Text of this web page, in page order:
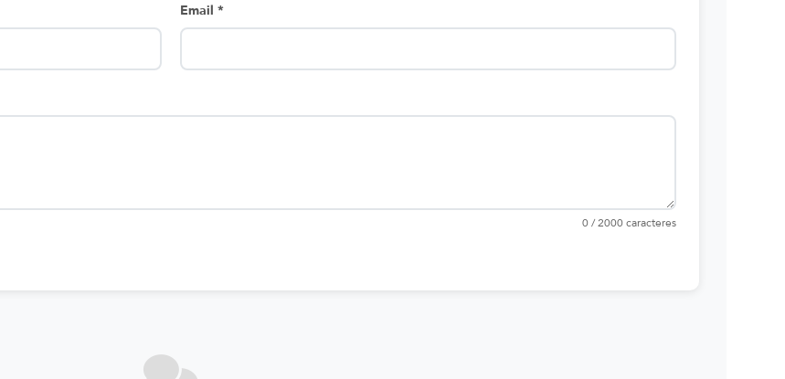
Email *
0 / 2000 caracteres